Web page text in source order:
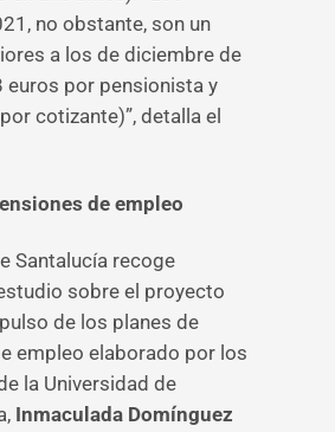
no obstante, son un
a los de diciembre de
euros por pensionista y
cotizante)”, detalla el
de empleo
Santalucía recoge
sobre el proyecto
de los planes de
empleo elaborado por los
la Universidad de
Inmaculada Domínguez